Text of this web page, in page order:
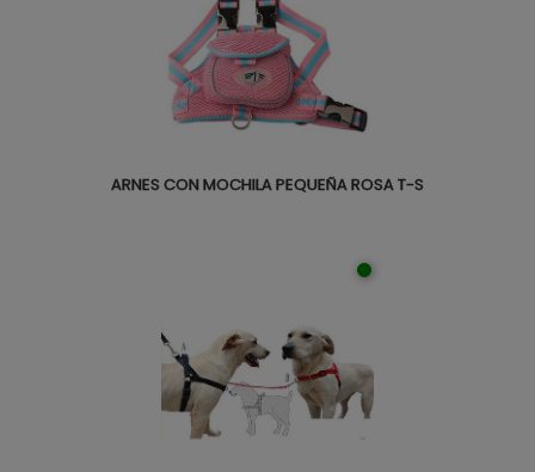
ARNES CON MOCHILA PEQUEÑA ROSA T-S